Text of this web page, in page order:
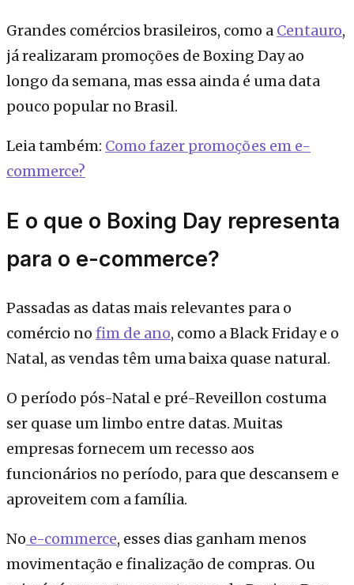
Grandes comércios brasileiros, como a Centauro,
já realizaram promoções de Boxing Day ao
longo da semana, mas essa ainda é uma data
pouco popular no Brasil.
Leia também: Como fazer promoções em e-
commerce?
E o que o Boxing Day representa
para o e-commerce?
Passadas as datas mais relevantes para o
comércio no fim de ano, como a Black Friday e o
Natal, as vendas têm uma baixa quase natural.
O período pós-Natal e pré-Reveillon costuma
ser quase um limbo entre datas. Muitas
empresas fornecem um recesso aos
funcionários no período, para que descansem e
aproveitem com a família.
No e-commerce, esses dias ganham menos
movimentação e finalização de compras. Ou